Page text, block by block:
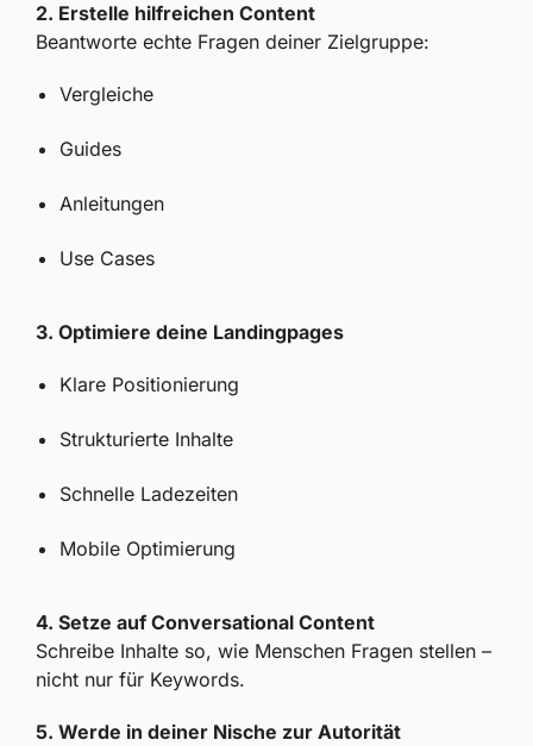
2. Erstelle hilfreichen Content
Beantworte echte Fragen deiner Zielgruppe:
Vergleiche
Guides
Anleitungen
Use Cases
3. Optimiere deine Landingpages
Klare Positionierung
Strukturierte Inhalte
Schnelle Ladezeiten
Mobile Optimierung
4. Setze auf Conversational Content
Schreibe Inhalte so, wie Menschen Fragen stellen –
nicht nur für Keywords.
5. Werde in deiner Nische zur Autorität